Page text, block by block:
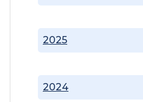
2024
2025